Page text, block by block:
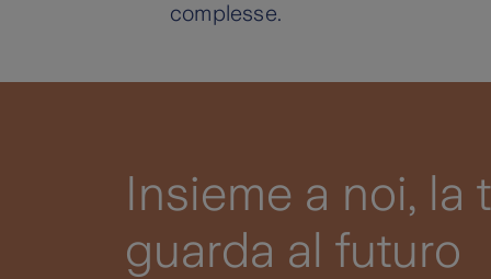
complesse.
Insieme a noi, la
guarda al futuro